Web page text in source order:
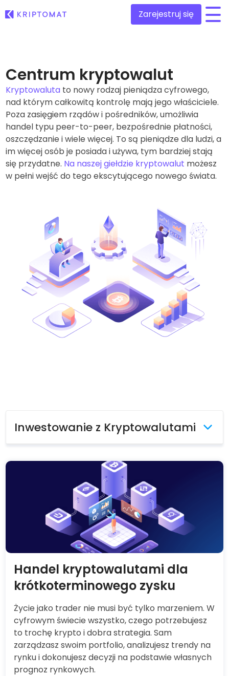
Ponad 300 kryptowalut
Top wzrosty i przegrani
Znajdź możliwości inwestycyjne
Ostatnio dodane
Nowe tokeny dodane do Kriptomat
Co jeśli za równowartość 100€ kupiłbym…
...dziś byłoby to warte
Kupuj i sprzedawaj krypto
Kupuj ponad 300 kryptowalut
Wymieniaj krypto
Ponad 1,000 opcji par
Inteligentne portfolio
Mądry sposób na inwestowanie w kryptowaluty
Explorer inwestycji
Znajdź swoją strategię kryptowalut
KriptoEarn
Zdobywaj nagrody za swoje kryptowaluty
Skarbiec
Zachowaj kryptowaluty na swoją przyszłość
Zakup Cykliczny
Regularnie zaplanowane inwestycje (DCA)
Zarejestruj się
Centrum kryptowalut
Kryptowaluta to nowy rodzaj pieniądza cyfrowego,
nad którym całkowitą kontrolę mają jego właściciele.
Poza zasięgiem rządów i pośredników, umożliwia
handel typu peer-to-peer, bezpośrednie płatności,
oszczędzanie i wiele więcej. To są pieniądze dla ludzi, a
im więcej osób je posiada i używa, tym bardziej stają
się przydatne. Na naszej giełdzie kryptowalut możesz
w pełni wejść do tego ekscytującego nowego świata.
Inwestowanie z Kryptowalutami
Podstawy o Kryptowalutach
Zrozumienie rynku kryptowalut
Handel kryptowalutami dla
krótkoterminowego zysku
Życie jako trader nie musi być tylko marzeniem. W
cyfrowym świecie wszystko, czego potrzebujesz
to trochę krypto i dobra strategia. Sam
zarządzasz swoim portfolio, analizujesz trendy na
rynku i dokonujesz decyzji na podstawie własnych
prognoz rynkowych.